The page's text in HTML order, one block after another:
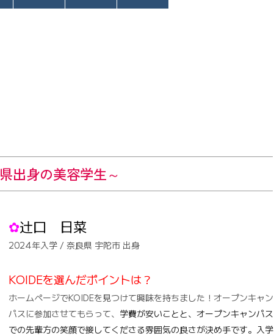
県出身の美容学生～
✿辻口 日菜
2024年入学 / 奈良県 宇陀市 出身
KOIDEを選んだポイントは？
ホームページでKOIDEを見つけて興味を持ちました！オープンキャン
パスに参加させてもらって、 学費が安いことと、オープンキャンパス
での先輩方の笑顔で接してくださる雰囲気の良さが決め手です。入学